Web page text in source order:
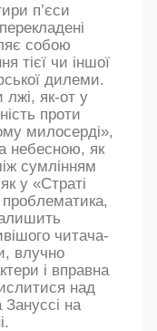
п’єси
собою
тієї чи іншої
дилеми.
лжі, як-от у
проти
милосерді»,
небесною, як
сумлінням
у «Страті
читача-
влучно
і вправна
над
на